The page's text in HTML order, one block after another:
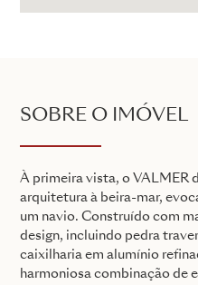
SOBRE O IMÓVEL
À primeira vista, o VALMER
arquitetura à beira-mar,
um navio. Construído com
design, incluindo pedra
caixilharia em alumínio
harmoniosa combinação de